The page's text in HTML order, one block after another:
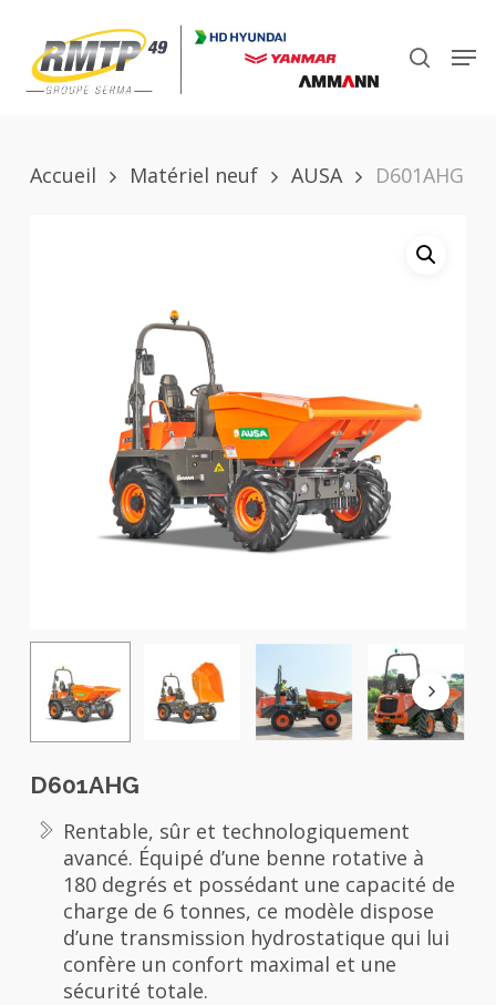
main
content
search
Accueil Matériel neuf AUSA D601AHG
D601AHG
Rentable, sûr et technologiquement
avancé. Équipé d’une benne rotative à
180 degrés et possédant une capacité de
charge de 6 tonnes, ce modèle dispose
d’une transmission hydrostatique qui lui
confère un confort maximal et une
sécurité totale.
Close